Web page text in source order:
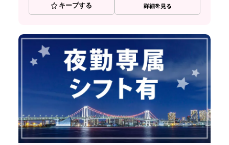
キープする 詳細を見る